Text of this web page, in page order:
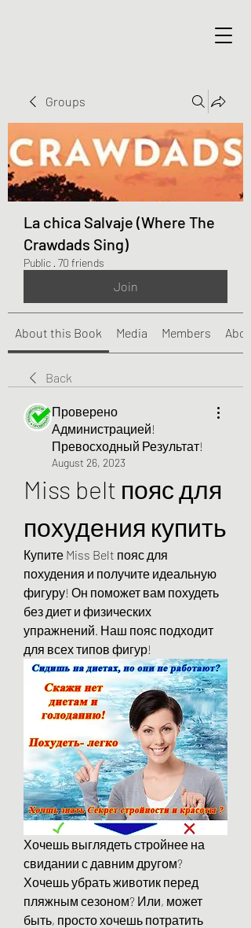
Groups
La chica Salvaje (Where The
Crawdads Sing)
Public · 70 friends
Join
About this Book Media Members About
Back
Проверено
Администрацией!
Превосходный Результат!
August 26, 2023
Miss belt пояс для
похудения купить
Купите Miss Belt пояс для
похудения и получите идеальную
фигуру! Он поможет вам похудеть
без диет и физических
упражнений. Наш пояс подходит
для всех типов фигур!
Хочешь выглядеть стройнее на
свидании с давним другом?
Хочешь убрать животик перед
пляжным сезоном? Или, может
быть, просто хочешь потратить